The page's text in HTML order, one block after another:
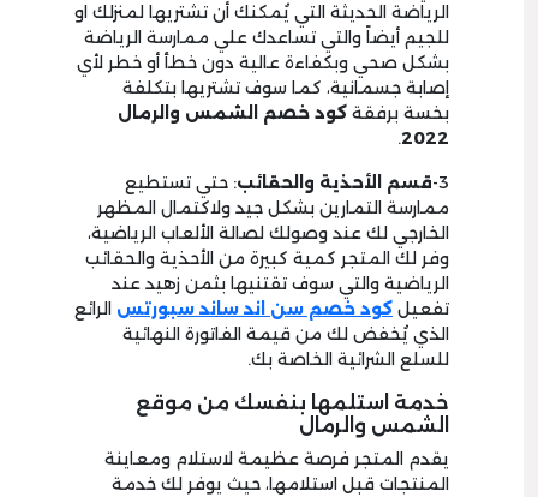
الرياضة الحديثة التي يُمكنك أن تشتريها لمنزلك او
للجيم أيضاً والتي تساعدك علي ممارسة الرياضة
بشكل صحي وبكفاءة عالية دون خطأ أو خطر لأي
إصابة جسمانية، كما سوف تشتريها بتكلفة
بخسة برفقة كود خصم الشمس والرمال
2022
.
3- قسم الأحذية والحقائب: حتي تستطيع
ممارسة التمارين بشكل جيد ولاكتمال المظهر
الخارجي لك عند وصولك لصالة الألعاب الرياضية،
وفر لك المتجر كمية كبيرة من الأحذية والحقائب
الرياضية والتي سوف تقتنيها بثمن زهيد عند
تفعيل كود خصم سن اند ساند سبورتس الرائع
الذي يُخفض لك من قيمة الفاتورة النهائية
للسلع الشرائية الخاصة بك.
خدمة استلمها بنفسك من موقع
الشمس والرمال
يقدم المتجر فرصة عظيمة لاستلام ومعاينة
المنتجات قبل استلامها، حيث يوفر لك خدمة